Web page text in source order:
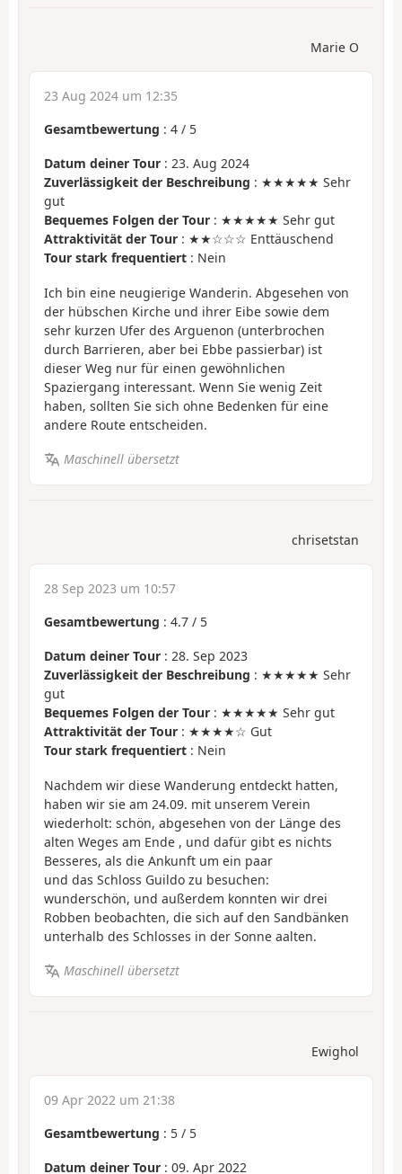
Marie O
23 Aug 2024 um 12:35
Gesamtbewertung : 4 / 5
Datum deiner Tour : 23. Aug 2024
Zuverlässigkeit der Beschreibung : ★★★★★ Sehr
gut
Bequemes Folgen der Tour : ★★★★★ Sehr gut
Attraktivität der Tour : ★★☆☆☆ Enttäuschend
Tour stark frequentiert : Nein
Ich bin eine neugierige Wanderin. Abgesehen von
der hübschen Kirche und ihrer Eibe sowie dem
sehr kurzen Ufer des Arguenon (unterbrochen
durch Barrieren, aber bei Ebbe passierbar) ist
dieser Weg nur für einen gewöhnlichen
Spaziergang interessant. Wenn Sie wenig Zeit
haben, sollten Sie sich ohne Bedenken für eine
andere Route entscheiden.
Maschinell übersetzt
chrisetstan
28 Sep 2023 um 10:57
Gesamtbewertung : 4.7 / 5
Datum deiner Tour : 28. Sep 2023
Zuverlässigkeit der Beschreibung : ★★★★★ Sehr
gut
Bequemes Folgen der Tour : ★★★★★ Sehr gut
Attraktivität der Tour : ★★★★☆ Gut
Tour stark frequentiert : Nein
Nachdem wir diese Wanderung entdeckt hatten,
haben wir sie am 24.09. mit unserem Verein
wiederholt: schön, abgesehen von der Länge des
alten Weges am Ende , und dafür gibt es nichts
Besseres, als die Ankunft um ein paar
und das Schloss Guildo zu besuchen:
wunderschön, und außerdem konnten wir drei
Robben beobachten, die sich auf den Sandbänken
unterhalb des Schlosses in der Sonne aalten.
Maschinell übersetzt
Ewighol
09 Apr 2022 um 21:38
Gesamtbewertung : 5 / 5
Datum deiner Tour : 09. Apr 2022